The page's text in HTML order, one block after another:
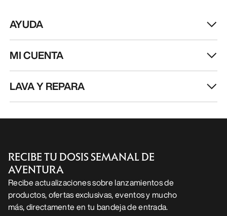
AYUDA
MI CUENTA
LAVA Y REPARA
RECIBE TU DOSIS SEMANAL DE
AVENTURA
Recibe actualizaciones sobre lanzamientos de
productos, ofertas exclusivas, eventos y mucho
más, directamente en tu bandeja de entrada.